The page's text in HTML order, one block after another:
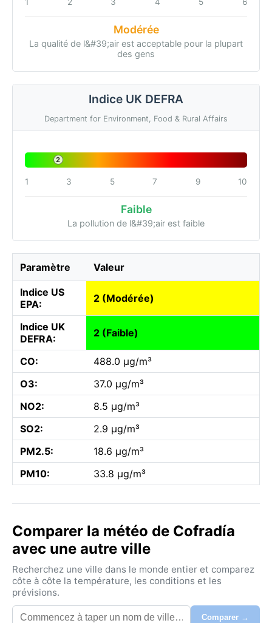
Modérée
La qualité de l&#39;air est acceptable pour la plupart
des gens
Indice UK DEFRA
Department for Environment, Food & Rural Affairs
2
1 3 5 7 9 10
Faible
La pollution de l&#39;air est faible
Paramètre Valeur
Indice US
EPA:
2 (Modérée)
Indice UK
DEFRA:
2 (Faible)
CO:
488.0 µg/m³
O3:
37.0 µg/m³
NO2:
8.5 µg/m³
SO2:
2.9 µg/m³
PM2.5:
18.6 µg/m³
PM10:
33.8 µg/m³
Comparer la météo de Cofradía
avec une autre ville
Recherchez une ville dans le monde entier et comparez
côte à côte la température, les conditions et les
prévisions.
Comparer →